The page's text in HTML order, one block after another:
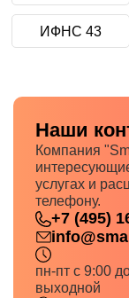
ИФНС 43
Наши
Компания
услугах и
телефону.
+7 (495)
пн-пт с 9:00
выходной